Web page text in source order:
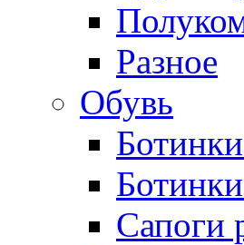
Разное
Обувь
Сапоги